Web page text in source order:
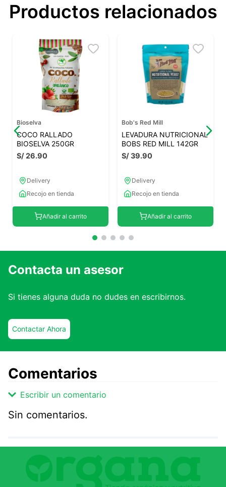
Productos relacionados
Bioselva
COCO RALLADO
BIOSELVA 250GR
S/26.90
Delivery
Recojo en tienda
Añadir al carrito
Bob's Red Mill
LEVADURA NUTRICIONAL
BOBS RED MILL 142GR
S/39.90
Delivery
Recojo en tienda
Añadir al carrito
Contacta un asesor
Si tienes alguna duda no dudes en escribirnos.
Contactar Ahora
Comentarios
Escribir un comentario
Comentario
Sin comentarios.